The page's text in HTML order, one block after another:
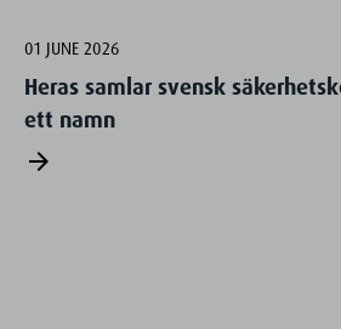
01 JUNE 2026
Heras samlar svensk
ett namn
arrow_forward